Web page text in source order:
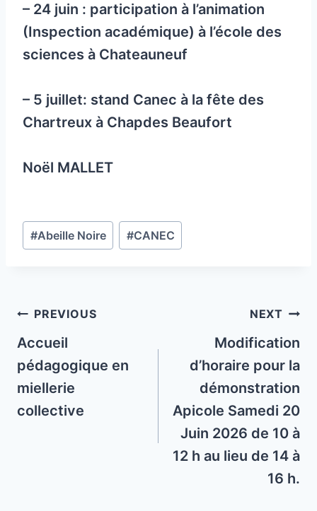
– 24 juin : participation à l’animation
(Inspection académique) à l’école des
sciences à Chateauneuf
– 5 juillet: stand Canec à la fête des
Chartreux à Chapdes Beaufort
Noël MALLET
Post
Tags:
#Abeille Noire #CANEC
Post
navigation
PREVIOUS
Accueil
pédagogique en
miellerie
collective
NEXT
Modification
d’horaire pour la
démonstration
Apicole Samedi 20
Juin 2026 de 10 à
12 h au lieu de 14 à
16 h.